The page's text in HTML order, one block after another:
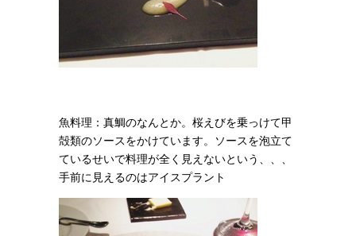
魚料理：真鯛のなんとか。 桜えびを乗っけて甲
殻類のソースをかけています。ソースを泡立て
ているせいで料理が全く見えないという、、、
手前に見えるのはアイスプラント